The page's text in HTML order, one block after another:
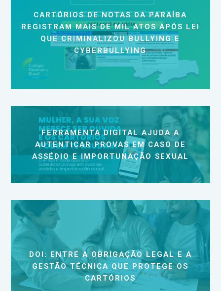
CARTÓRIOS DE NOTAS DA PARAÍBA
REGISTRAM MAIS DE MIL ATOS APÓS LEI
QUE CRIMINALIZOU BULLYING E
CYBERBULLYING
FERRAMENTA DIGITAL AJUDA A
AUTENTICAR PROVAS EM CASO DE
ASSÉDIO E IMPORTUNAÇÃO SEXUAL
DOI: ENTRE A OBRIGAÇÃO LEGAL E A
GESTÃO TÉCNICA QUE PROTEGE OS
CARTÓRIOS